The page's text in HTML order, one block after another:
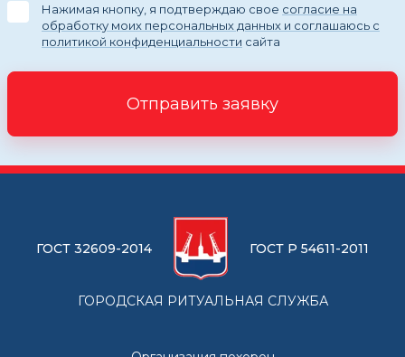
Нажимая кнопку, я подтверждаю свое согласие на
обработку моих персональных данных и соглашаюсь с
политикой конфиденциальности сайта
Отправить заявку
ГОСТ 32609-2014 ГОСТ Р 54611-2011
ГОРОДСКАЯ РИТУАЛЬНАЯ СЛУЖБА